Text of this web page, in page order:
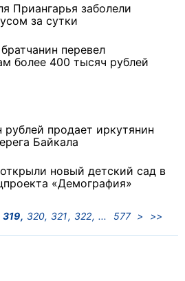
Приангарья заболели
за сутки
перевел
более 400 тысяч рублей
продает иркутянин
Байкала
новый детский сад в
«Демография»
319 320 321 322 577 > >>